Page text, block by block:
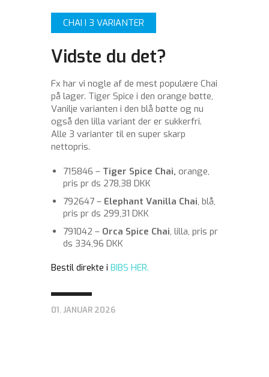
CHAI I 3 VARIANTER
Vidste du det?
Fx har vi nogle af de mest populære Chai
på lager. Tiger Spice i den orange bøtte,
Vanilje varianten i den blå bøtte og nu
også den lilla variant der er sukkerfri.
Alle 3 varianter til en super skarp
nettopris.
715846 – Tiger Spice Chai, orange,
pris pr ds 278,38 DKK
792647 – Elephant Vanilla Chai, blå,
pris pr ds 299,31 DKK
791042 – Orca Spice Chai, lilla, pris pr
ds 334,96 DKK
Bestil direkte i BIBS HER.
01. JANUAR 2026